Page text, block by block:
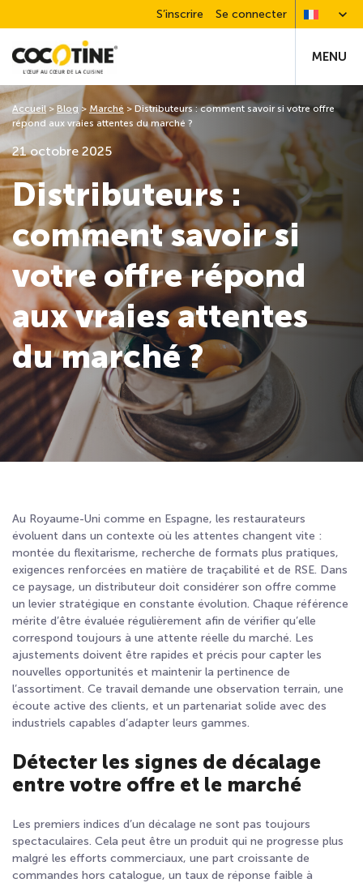
S’inscrire Se connecter
MENU
21 octobre 2025
Distributeurs :
comment savoir si
votre offre répond
aux vraies attentes
du marché ?
Accueil> Blog > Marché >Distributeurs : comment savoir si votre offre
répond aux vraies attentes du marché ?
Au Royaume-Uni comme en Espagne, les restaurateurs
évoluent dans un contexte où les attentes changent vite :
montée du flexitarisme, recherche de formats plus pratiques,
exigences renforcées en matière de traçabilité et de RSE. Dans
ce paysage, un distributeur doit considérer son offre comme
un levier stratégique en constante évolution. Chaque référence
mérite d’être évaluée régulièrement afin de vérifier qu’elle
correspond toujours à une attente réelle du marché. Les
ajustements doivent être rapides et précis pour capter les
nouvelles opportunités et maintenir la pertinence de
l’assortiment. Ce travail demande une observation terrain, une
écoute active des clients, et un partenariat solide avec des
industriels capables d’adapter leurs gammes.
Détecter les signes de décalage
entre votre offre et le marché
Les premiers indices d’un décalage ne sont pas toujours
spectaculaires. Cela peut être un produit qui ne progresse plus
malgré les efforts commerciaux, une part croissante de
commandes hors catalogue, un taux de réponse faible à